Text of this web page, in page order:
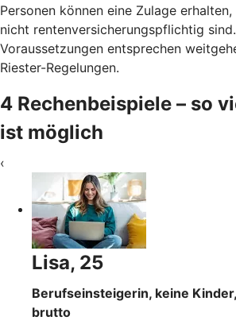
Personen können eine Zulage
nicht rentenversicherungspflichtig
Voraussetzungen entsprechen
Riester-Regelungen.
4 Rechenbeispiele – so
ist möglich
‹
Lisa, 25
Berufseinsteigerin, keine
brutto